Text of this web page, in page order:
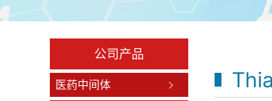
公司产品
医药中间体